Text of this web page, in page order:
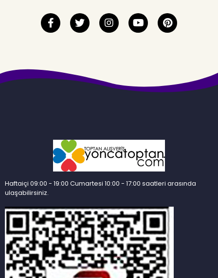
Haftaiçi 09:00 - 19:00 Cumartesi 10:00 - 17:00 saatleri arasında
ulaşabilirsiniz.